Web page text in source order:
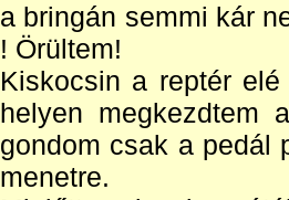
a bringán semmi kár
! Örültem!
Kiskocsin a reptér
helyen megkezdtem
gondom csak a pedál
menetre.